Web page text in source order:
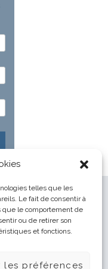
telles que les
Le fait de consentir à
que le comportement de
ou de retirer son
et fonctions.
les préférences